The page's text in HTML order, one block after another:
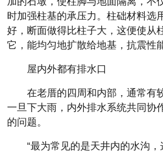
时加强柱基的承压力。柱础材料选
好，断面做得比柱子大，这便使从
它，能均匀地扩散给地基，抗震性
屋内外都有排水口
在老厝的四周和内部，通常有
一旦下大雨，内外排水系统共同协
的问题。
“最为常见的是天井内的水沟